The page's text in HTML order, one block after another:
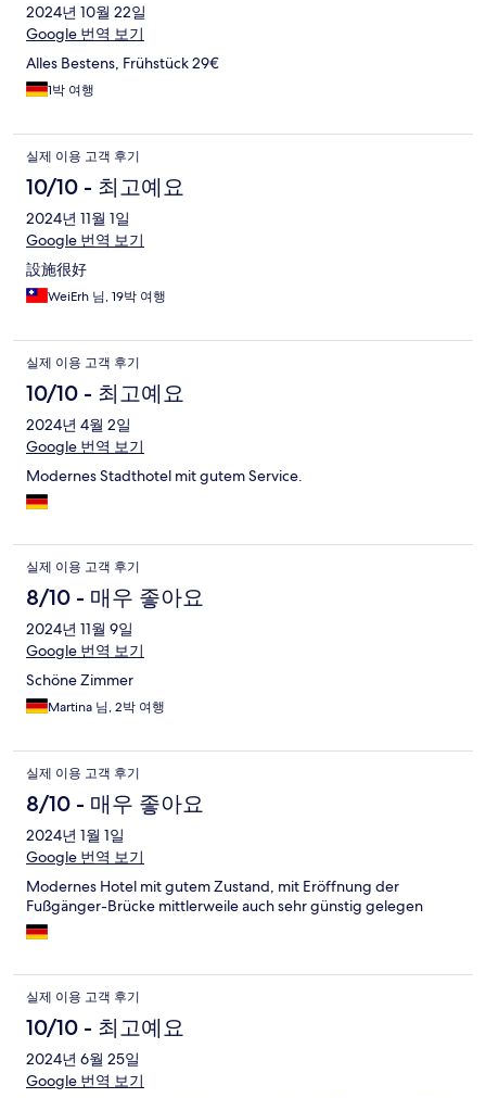
2024년 10월 22일
Google 번역 보기
Alles Bestens, Frühstück 29€
1박 여행
실제 이용 고객 후기
10/10 - 최고예요
2024년 11월 1일
Google 번역 보기
設施很好
WeiErh 님, 19박 여행
실제 이용 고객 후기
10/10 - 최고예요
2024년 4월 2일
Google 번역 보기
Modernes Stadthotel mit gutem Service.
실제 이용 고객 후기
8/10 - 매우 좋아요
2024년 11월 9일
Google 번역 보기
Schöne Zimmer
Martina 님, 2박 여행
실제 이용 고객 후기
8/10 - 매우 좋아요
2024년 1월 1일
Google 번역 보기
Modernes Hotel mit gutem Zustand, mit Eröffnung der
Fußgänger-Brücke mittlerweile auch sehr günstig gelegen
실제 이용 고객 후기
10/10 - 최고예요
2024년 6월 25일
Google 번역 보기